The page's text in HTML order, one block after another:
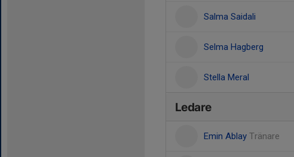
Salma Saidali
Selma Hagberg
Stella Meral
Ledare
Emin Ablay Tränare